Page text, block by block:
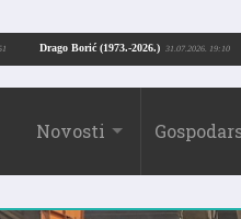
Drago Borić (1973.-2026.)
24.07.2026. 13:51
Novosti